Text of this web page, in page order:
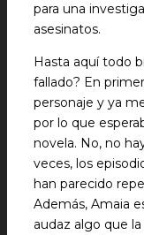
para una
asesinatos.
Hasta aquí todo
fallado? En
personaje y ya
por lo que
novela. No, no
veces, los
han parecido
Además, Amaia
audaz algo que